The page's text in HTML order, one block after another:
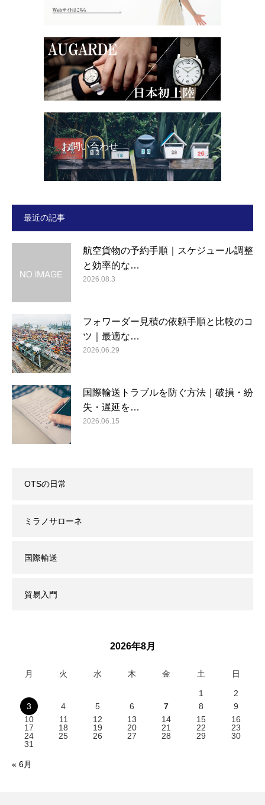
お問い合わせ
最近の記事
航空貨物の予約手順｜スケジュール調整
と効率的な…
2026.08.3
フォワーダー見積の依頼手順と比較のコ
ツ｜最適な…
2026.06.29
国際輸送トラブルを防ぐ方法｜破損・紛
失・遅延を…
2026.06.15
OTSの日常
ミラノサローネ
国際輸送
貿易入門
2026年8月
月 火 水 木 金 土 日
1
2
3
4 5 6 7 8
9
10
11 12 13 14 15
16
17
18 19 20 21 22
23
24
25 26 27 28 29
30
31
« 6月